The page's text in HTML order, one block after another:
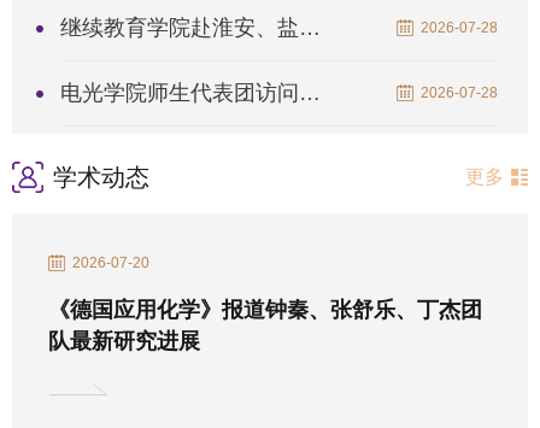
2026-07-28
继续教育学院赴淮安、盐城两地开展走访调研
2026-07-28
电光学院师生代表团访问华沙理工大学
学术动态 更多
2026-07-20
《德国应用化学》报道钟秦、张舒乐、丁杰团
队最新研究进展